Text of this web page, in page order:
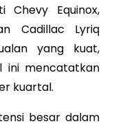
Equinox,
Cadillac Lyriq
yang kuat,
ini mencatatkan
kuartal.
besar dalam